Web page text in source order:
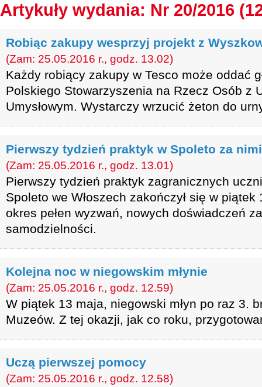
Artykuły wydania: Nr 20/2016
Robiąc zakupy wesprzyj projekt z
(Zam: 25.05.2016 r., godz. 13.02)
Każdy robiący zakupy w Tesco może oddać
Polskiego Stowarzyszenia na Rzecz Osób z
Umysłowym. Wystarczy wrzucić żeton do
Pierwszy tydzień praktyk w Spoleto za nimi
(Zam: 25.05.2016 r., godz. 13.01)
Pierwszy tydzień praktyk zagranicznych
Spoleto we Włoszech zakończył się w piątek
okres pełen wyzwań, nowych doświadczeń
samodzielności.
Kolejna noc w niegowskim młynie
(Zam: 25.05.2016 r., godz. 12.59)
W piątek 13 maja, niegowski młyn po raz 3.
Muzeów. Z tej okazji, jak co roku,
Uczą pierwszej pomocy
(Zam: 25.05.2016 r., godz. 12.58)